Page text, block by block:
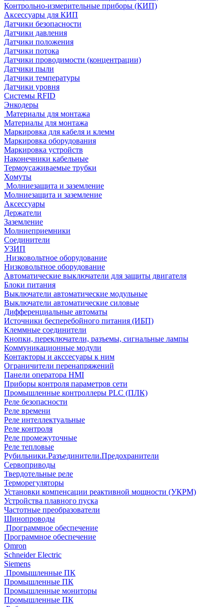
Контрольно-измерительные приборы (КИП)
Аксессуары для КИП
Датчики безопасности
Датчики давления
Датчики положения
Датчики потока
Датчики проводимости (концентрации)
Датчики пыли
Датчики температуры
Датчики уровня
Системы RFID
Энкодеры
Материалы для монтажа
Материалы для монтажа
Маркировка для кабеля и клемм
Маркировка оборудования
Маркировка устройств
Наконечники кабельные
Термоусаживаемые трубки
Хомуты
Молниезащита и заземление
Молниезащита и заземление
Аксессуары
Держатели
Заземление
Молниеприемники
Соединители
УЗИП
Низковольтное оборудование
Низковольтное оборудование
Автоматические выключатели для защиты двигателя
Блоки питания
Выключатели автоматические модульные
Выключатели автоматические силовые
Дифференциальные автоматы
Источники бесперебойного питания (ИБП)
Клеммные соединители
Кнопки, переключатели, разъемы, сигнальные лампы
Коммуникационные модули
Контакторы и акссесуары к ним
Ограничители перенапряжений
Панели оператора HMI
Приборы контроля параметров сети
Промышленные контроллеры PLC (ПЛК)
Реле безопасности
Реле времени
Реле интеллектуальные
Реле контроля
Реле промежуточные
Реле тепловые
Рубильники.Разъединители.Предохранители
Сервоприводы
Твердотельные реле
Терморегуляторы
Установки компенсации реактивной мощности (УКРМ)
Устройства плавного пуска
Частотные преобразователи
Шинопроводы
Программное обеспечение
Программное обеспечение
Omron
Schneider Electric
Siemens
Промышленные ПК
Промышленные ПК
Промышленные мониторы
Промышленные ПК